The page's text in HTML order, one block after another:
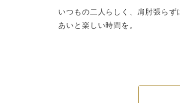
いつもの二人らしく、肩肘張らず
あいと楽しい時間を。